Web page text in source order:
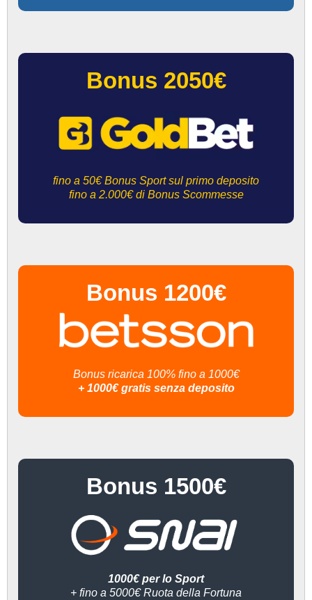
Bonus 2050€
fino a 50€ Bonus Sport sul primo deposito
fino a 2.000€ di Bonus Scommesse
Bonus 1200€
Bonus ricarica 100% fino a 1000€
+ 1000€ gratis senza deposito
Bonus 1500€
1000€ per lo Sport
+ fino a 5000€ Ruota della Fortuna